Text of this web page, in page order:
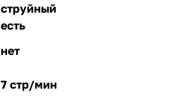
струйный
есть
нет
7 стр/мин